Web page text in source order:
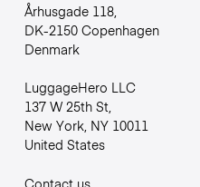
Århusgade 118,
DK-2150 Copenhagen
Denmark
LuggageHero LLC
137 W 25th St,
New York, NY 10011
United States
Contact us